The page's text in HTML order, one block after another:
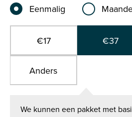
Eenmalig
Giftbedrag *
€17 €37
Anders
We kunnen een pakket met